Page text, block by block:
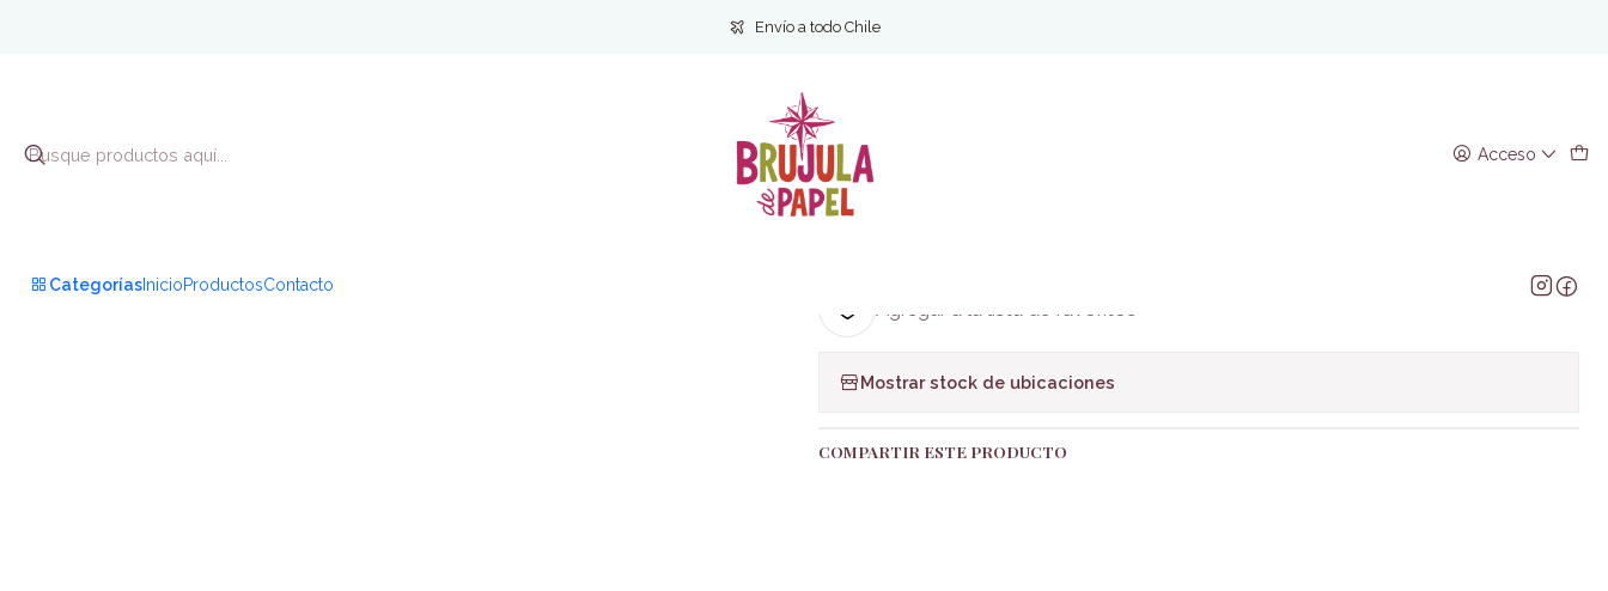
Acceso
Categorías InicioProductosContacto
Envío a todo Chile
Autoayuda Una clase de autoestima- Dr. Yoon Hong Gyun
Una clase de autoestima- Dr. Yoon Hong
Gyun
Agregar a la lista de favoritos
Mostrar stock de ubicaciones
COMPARTIR ESTE PRODUCTO